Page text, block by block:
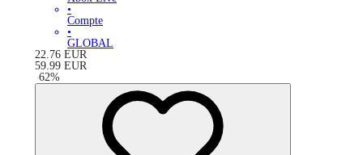
•
Compte
•
GLOBAL
22.76 EUR
59.99 EUR
-62%